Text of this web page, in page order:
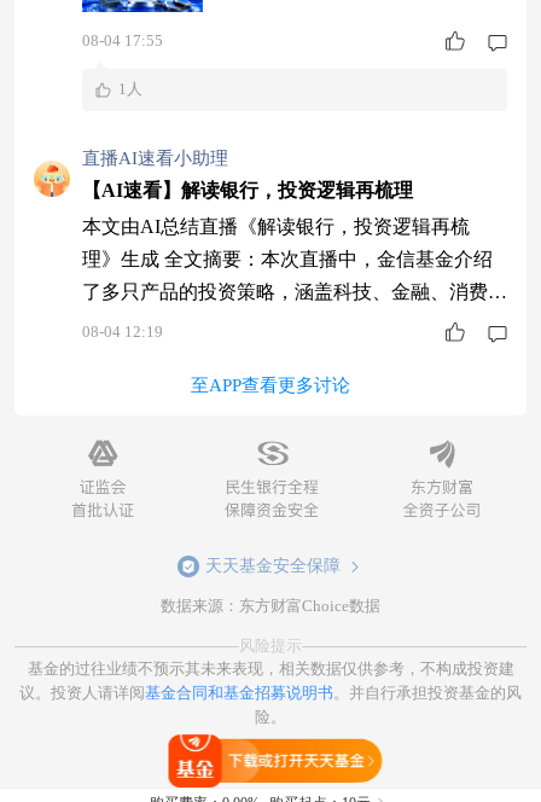
交易日明显放量。从指数结构看，科创、创业板和
量来自成长方向，而非传统权重板块的单独拉动
08-04 17:55
1人
直播AI速看小助理
【AI速看】解读银行，投资逻辑再梳理
本文由AI总结直播《解读银行，投资逻辑再梳
理》生成 全文摘要：本次直播中，金信基金介绍
了多只产品的投资策略，涵盖科技、金融、消费等
领域。重点推荐了金信智能中国2025混合基金，该
弹性与红利资产机会。嘉宾分析了科技板块的长期
确定性高，同时提醒投资者理性布局，避免追涨杀
跌。此外，还讨论了银行板块的估值优势、存储领
域
08-04 12:19
至APP查看更多讨论
天天基金安全保障
数据来源：东方财富Choice数据
风险提示
基金的过往业绩不预示其未来表现，相关数据仅供参考，不构成投资建
议。投资人请详阅基金合同和基金招募说明书。并自行承担投资基金的风
险。
打开天天基金